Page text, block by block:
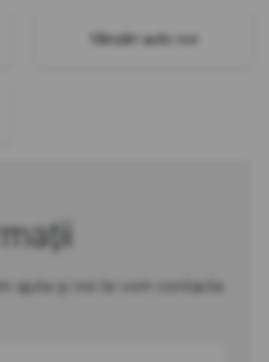
Vânzări auto noi
ajuta și noi te vom contacta